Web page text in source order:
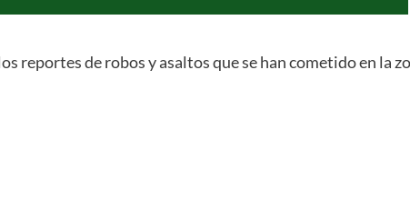
reportes de robos y asaltos que se han cometido en la